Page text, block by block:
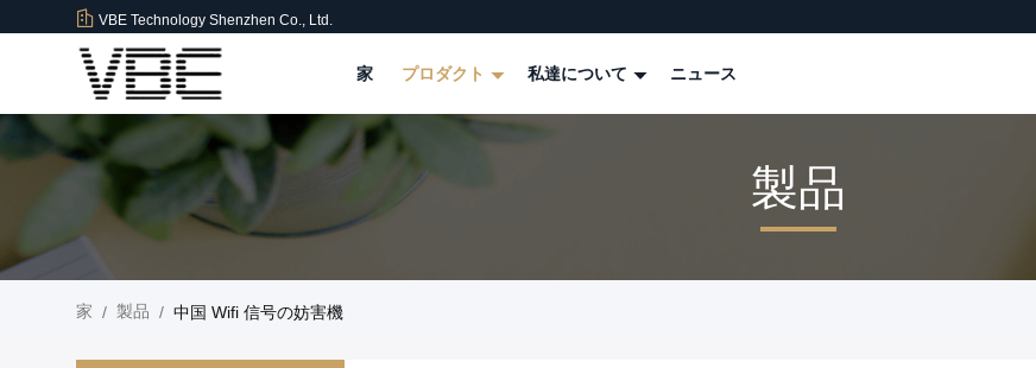
VBE Technology Shenzhen Co., Ltd.
家 プロダクト 私達について ニュース
製品
家 / 製品 / 中国 Wifi 信号の妨害機